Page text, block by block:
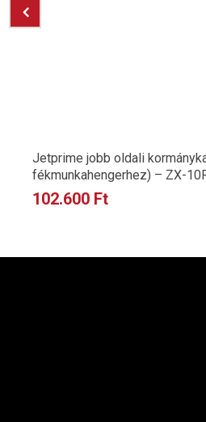
Jetprime jobb oldali
fékmunkahengerhez) – ZX-
102.600 Ft